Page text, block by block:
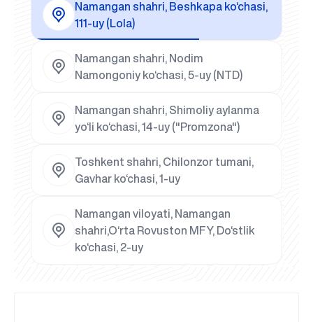
Namangan shahri, Beshkapa ko‘chasi,
111-uy (Lola)
Namangan shahri, Nodim
Namongoniy ko‘chasi, 5-uy (NTD)
Namangan shahri, Shimoliy aylanma
yo‘li ko‘chasi, 14-uy ("Promzona")
Toshkent shahri, Chilonzor tumani,
Gavhar ko‘chasi, 1-uy
Namangan viloyati, Namangan
shahri,O‘rta Rovuston MFY, Do‘stlik
ko‘chasi, 2-uy